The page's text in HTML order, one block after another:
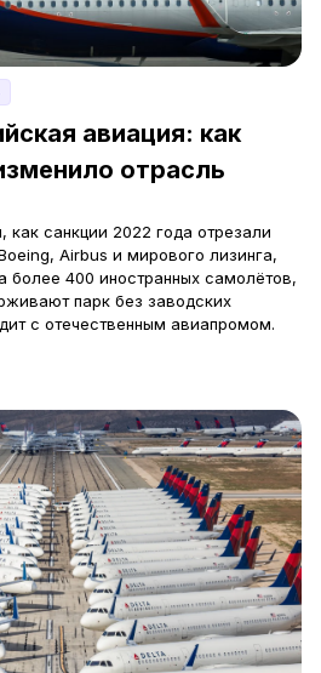
авиация: как
отрасль
как санкции 2022 года отрезали
Airbus и мирового лизинга,
более 400 иностранных самолётов,
парк без заводских
с отечественным авиапромом.